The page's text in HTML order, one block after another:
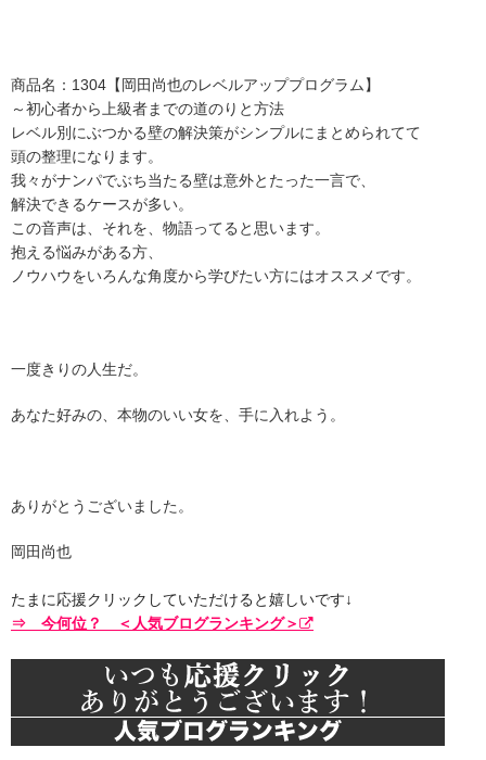
商品名：1304【岡田尚也のレベルアッププログラム】
～初心者から上級者までの道のりと方法
レベル別にぶつかる壁の解決策がシンプルにまとめられてて
頭の整理になります。
我々がナンパでぶち当たる壁は意外とたった一言で、
解決できるケースが多い。
この音声は、それを、物語ってると思います。
抱える悩みがある方、
ノウハウをいろんな角度から学びたい方にはオススメです。
一度きりの人生だ。
あなた好みの、本物のいい女を、手に入れよう。
ありがとうございました。
岡田尚也
たまに応援クリックしていただけると嬉しいです↓
⇒ 今何位？ ＜人気ブログランキング＞